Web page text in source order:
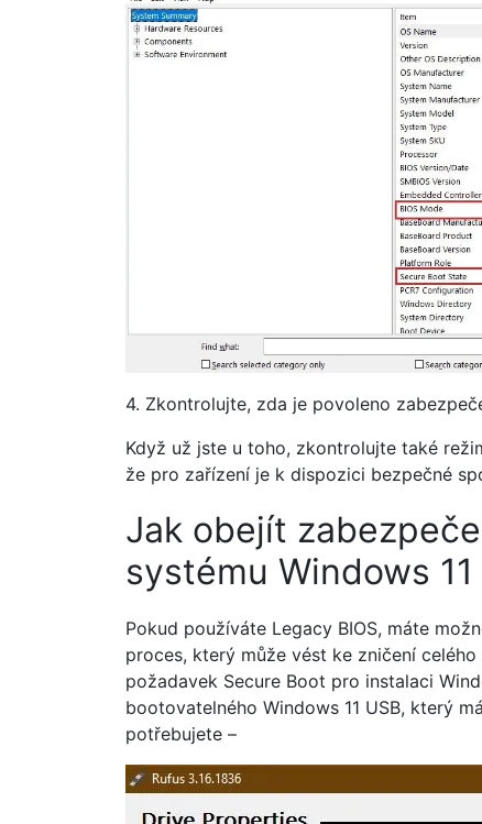
4. Zkontrolujte, zda je povoleno
Když už jste u toho, zkontrolujte také
že pro zařízení je k dispozici bezpečné
Jak obejít
systému Windows 11
Pokud používáte Legacy BIOS, máte
proces, který může vést ke zničení
požadavek Secure Boot pro instalaci
bootovatelného Windows 11 USB, který
potřebujete –